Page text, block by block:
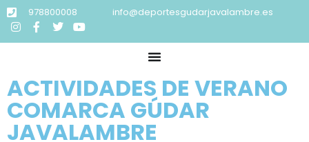
978800008 info@deportesgudarjavalambre.es
ACTIVIDADES DE VERANO
COMARCA GÚDAR
JAVALAMBRE